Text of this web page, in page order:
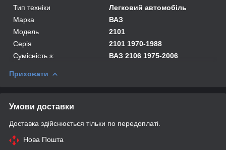
Тип техніки
Легковий автомобіль
Марка
ВАЗ
Модель
2101
Серія
2101 1970-1988
Сумісність з:
ВАЗ 2106 1975-2006
Приховати
Умови доставки
Доставка здійснюється тільки по передоплаті.
Нова Пошта